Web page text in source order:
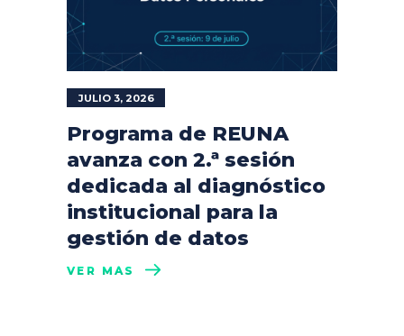
JULIO 3, 2026
Programa de REUNA
avanza con 2.ª sesión
dedicada al diagnóstico
institucional para la
gestión de datos
VER MÁS